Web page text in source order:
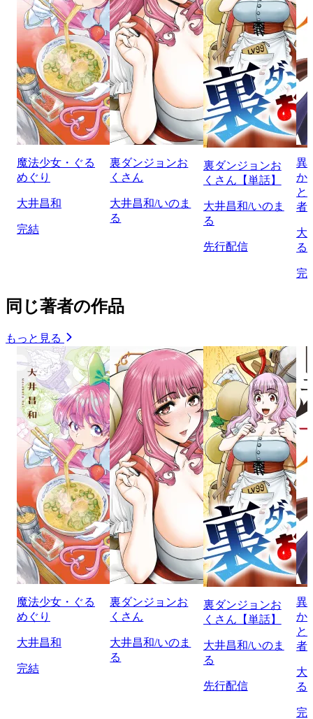
魔法少女・ぐる
めぐり
大井昌和
完結
裏ダンジョンお
くさん
大井昌和/いのま
る
裏ダンジョンお
くさん【単話】
大井昌和/いのま
る
先行配信
異
か
と
者
大
る
完
同じ著者の作品
もっと見る
魔法少女・ぐる
めぐり
大井昌和
完結
裏ダンジョンお
くさん
大井昌和/いのま
る
裏ダンジョンお
くさん【単話】
大井昌和/いのま
る
先行配信
異
か
と
者
大
る
完